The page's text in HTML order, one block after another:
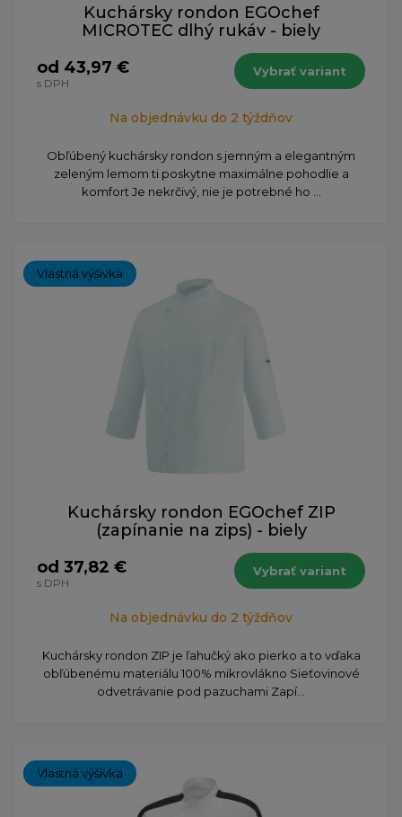
Kuchársky rondon EGOchef
MICROTEC dlhý rukáv - biely
od 43,97 €
s DPH
Vybrať variant
Na objednávku do 2 týždňov
Obľúbený kuchársky rondon s jemným a elegantným
zeleným lemom ti poskytne maximálne pohodlie a
komfort Je nekrčivý, nie je potrebné ho ...
Vlastná výšivka
Kuchársky rondon EGOchef ZIP
(zapínanie na zips) - biely
od 37,82 €
s DPH
Vybrať variant
Na objednávku do 2 týždňov
Kuchársky rondon ZIP je ľahučký ako pierko a to vďaka
obľúbenému materiálu 100% mikrovlákno Sieťovinové
odvetrávanie pod pazuchami Zapí...
Vlastná výšivka